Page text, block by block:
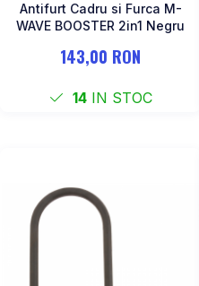
Antifurt Cadru si Furca M-
WAVE BOOSTER 2in1 Negru
143,00 RON
14IN STOC